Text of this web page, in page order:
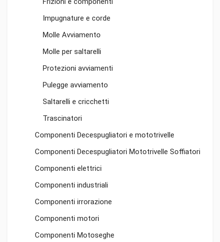
Impugnature e corde
Molle Avviamento
Molle per saltarelli
Protezioni avviamenti
Pulegge avviamento
Saltarelli e cricchetti
Trascinatori
Componenti Decespugliatori e mototrivelle
Componenti Decespugliatori Mototrivelle Soffiatori
Componenti elettrici
Componenti industriali
Componenti irrorazione
Componenti motori
Componenti Motoseghe